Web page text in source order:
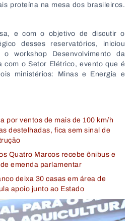
proteína na mesa dos brasileiros.
e com o objetivo de discutir o
desses reservatórios, iniciou
workshop Desenvolvimento da
com o Setor Elétrico, evento que é
ministérios: Minas e Energia e
por ventos de mais de 100 km/h
destelhadas, fica sem sinal de
Quatro Marcos recebe ônibus e
emenda parlamentar
deixa 30 casas em área de
apoio junto ao Estado